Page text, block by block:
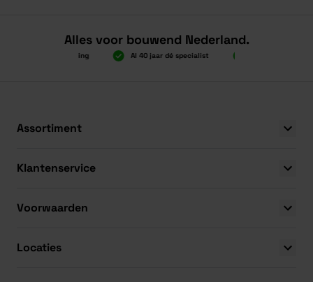
Alles voor bouwend Nederland.
2.000 gratis verzending Al 40 jaar dé specialist
Assortiment
Klantenservice
Voorwaarden
Locaties